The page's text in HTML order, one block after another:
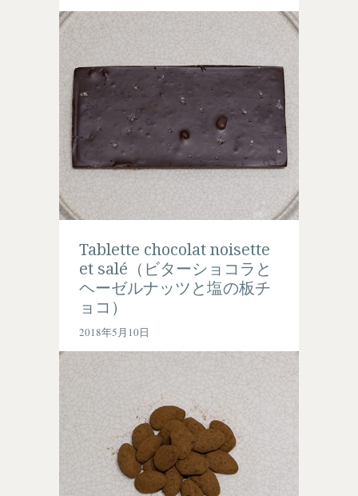
Tablette chocolat noisette
et salé（ビターショコラと
ヘーゼルナッツと塩の板チ
ョコ）
2018年5月10日